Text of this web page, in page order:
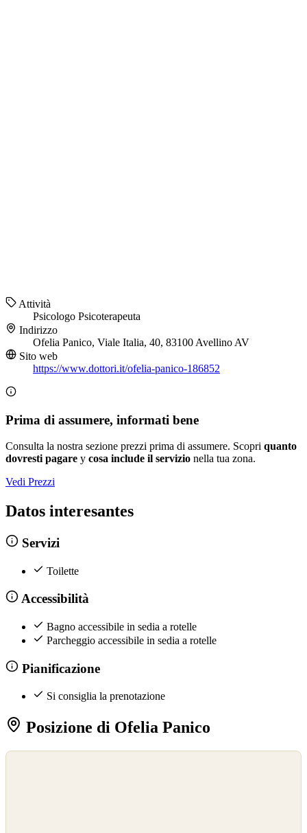
Attività
Psicologo Psicoterapeuta
Indirizzo
Ofelia Panico, Viale Italia, 40, 83100 Avellino AV
Sito web
https://www.dottori.it/ofelia-panico-186852
Prima di assumere, informati bene
Consulta la nostra sezione prezzi prima di assumere. Scopri quanto
dovresti pagare y cosa include il servizio nella tua zona.
Vedi Prezzi
Datos interesantes
Servizi
Toilette
Accessibilità
Bagno accessibile in sedia a rotelle
Parcheggio accessibile in sedia a rotelle
Pianificazione
Si consiglia la prenotazione
Posizione di Ofelia Panico